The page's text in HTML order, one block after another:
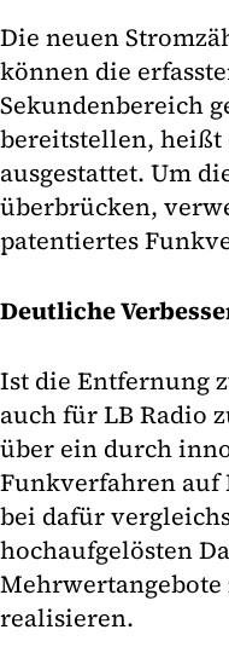
Die neuen
können die
Sekundenbereich
bereitstellen, heißt
ausgestattet. Um
überbrücken,
patentiertes
Deutliche
Ist die Entfernung
auch für LB Radio
über ein durch
Funkverfahren auf
bei dafür
hochaufgelösten
realisieren.